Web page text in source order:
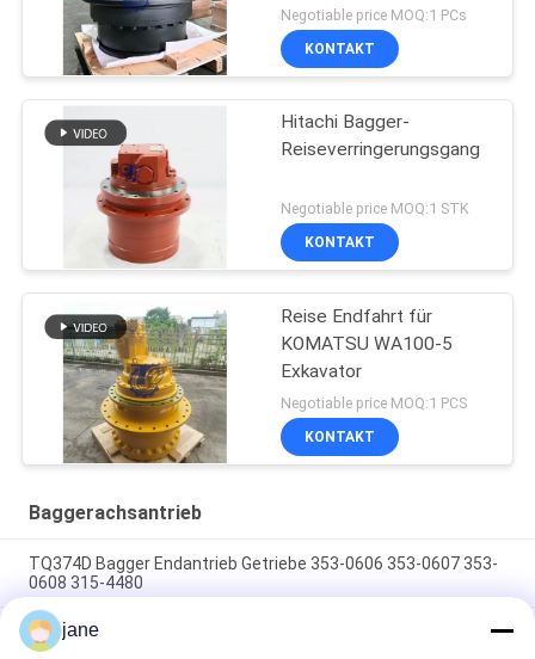
Negotiable price MOQ:1 PCs
KONTAKT
Hitachi Bagger-
Reiseverringerungsgang
Negotiable price MOQ:1 STK
KONTAKT
Reise Endfahrt für
KOMATSU WA100-5
Exkavator
Negotiable price MOQ:1 PCS
KONTAKT
Baggerachsantrieb
TQ374D Bagger Endantrieb Getriebe 353-0606 353-0607 353-
0608 315-4480
353-0528 333-3036 Bagger Endantrieb Motor Hydraulisch
geeignet TQ345D TQ349D
jane